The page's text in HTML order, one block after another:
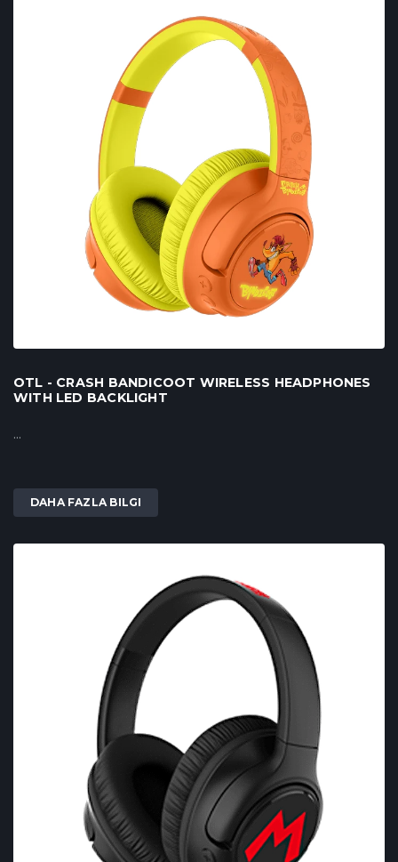
OTL - CRASH BANDICOOT WIRELESS HEADPHONES
WITH LED BACKLIGHT
...
DAHA FAZLA BILGI